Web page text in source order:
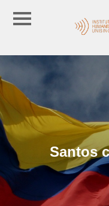
Santos